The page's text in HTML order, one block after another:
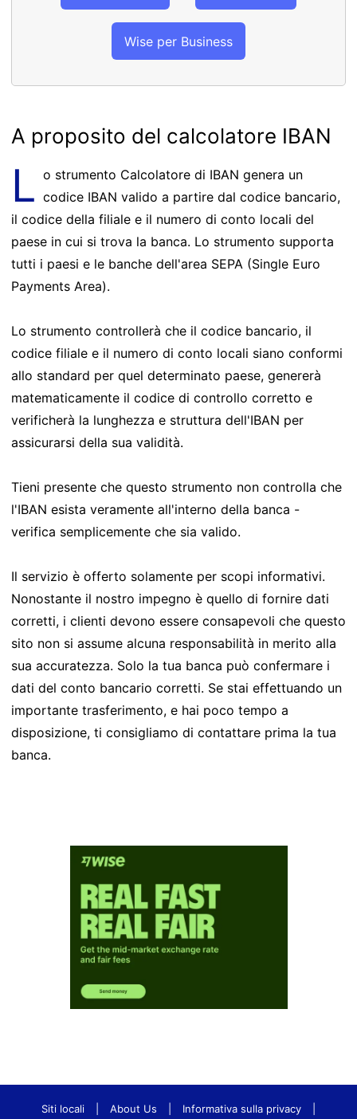
Wise per Business
A proposito del calcolatore IBAN
L o strumento Calcolatore di IBAN genera un
codice IBAN valido a partire dal codice bancario,
il codice della filiale e il numero di conto locali del
paese in cui si trova la banca. Lo strumento supporta
tutti i paesi e le banche dell'area SEPA (Single Euro
Payments Area).
Lo strumento controllerà che il codice bancario, il
codice filiale e il numero di conto locali siano conformi
allo standard per quel determinato paese, genererà
matematicamente il codice di controllo corretto e
verificherà la lunghezza e struttura dell'IBAN per
assicurarsi della sua validità.
Tieni presente che questo strumento non controlla che
l'IBAN esista veramente all'interno della banca -
verifica semplicemente che sia valido.
Il servizio è offerto solamente per scopi informativi.
Nonostante il nostro impegno è quello di fornire dati
corretti, i clienti devono essere consapevoli che questo
sito non si assume alcuna responsabilità in merito alla
sua accuratezza. Solo la tua banca può confermare i
dati del conto bancario corretti. Se stai effettuando un
importante trasferimento, e hai poco tempo a
disposizione, ti consigliamo di contattare prima la tua
banca.
Siti locali About Us Informativa sulla privacy